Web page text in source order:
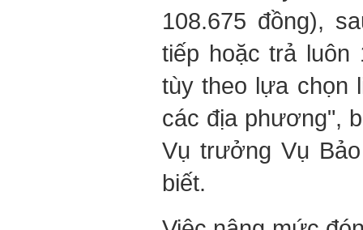
108.675 đồng),
tiếp hoặc trả luôn
tùy theo lựa chọn
các địa phương",
Vụ trưởng Vụ
biết.